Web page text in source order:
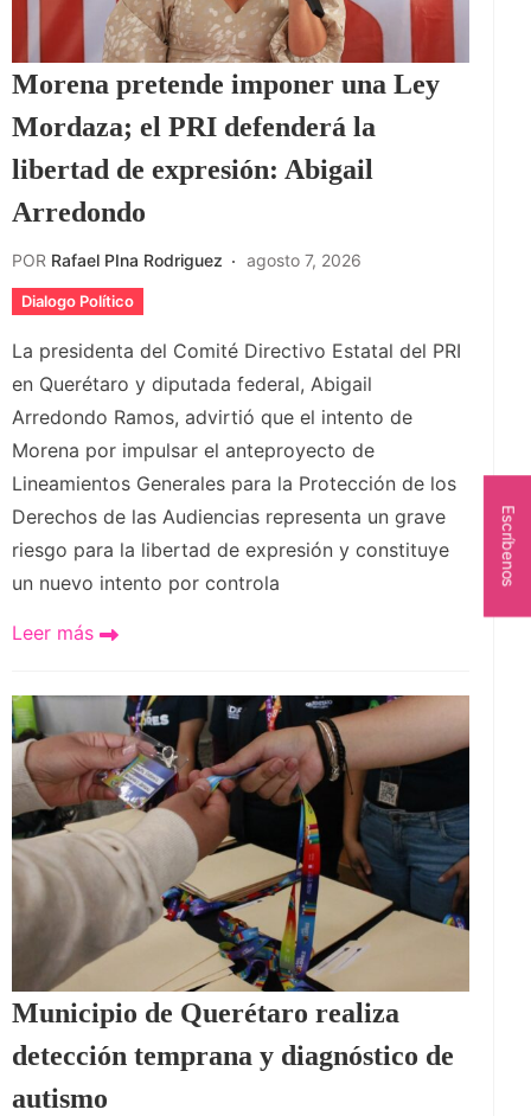
Morena pretende imponer una Ley
Mordaza; el PRI defenderá la
libertad de expresión: Abigail
Arredondo
POR Rafael PIna Rodriguez agosto 7, 2026
Dialogo Político
La presidenta del Comité Directivo Estatal del PRI
en Querétaro y diputada federal, Abigail
Arredondo Ramos, advirtió que el intento de
Morena por impulsar el anteproyecto de
Lineamientos Generales para la Protección de los
Derechos de las Audiencias representa un grave
riesgo para la libertad de expresión y constituye
un nuevo intento por controla
Leer más
Municipio de Querétaro realiza
detección temprana y diagnóstico de
autismo
Escríbenos